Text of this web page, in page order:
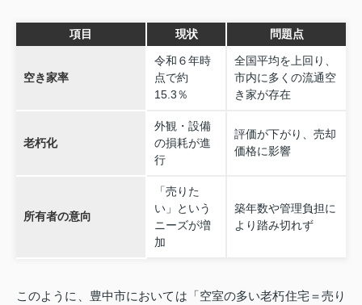
項目 現状 問題点
空き家率
令和６年時
点で約
15.3％
全国平均を上回り、
市内に多くの流通空
き家が存在
老朽化
外観・設備
の損耗が進
行
評価が下がり、売却
価格に影響
所有者の意向
「売りた
い」という
ニーズが増
加
築年数や管理負担に
より踏み切れず
このように、豊中市においては「空室の多い老朽住宅＝売り